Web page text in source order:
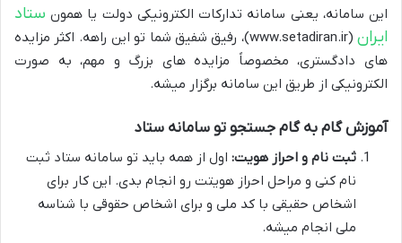
این سامانه، یعنی سامانه تدارکات الکترونیکی دولت یا همون ستاد
ایران
(www.setadiran.ir)، رفیق شفیق شما تو این راهه. اکثر مزایده
های دادگستری، مخصوصاً مزایده های بزرگ و مهم، به صورت
الکترونیکی از طریق این سامانه برگزار میشه.
آموزش گام به گام جستجو تو سامانه ستاد
ثبت نام و احراز هویت: اول از همه باید تو سامانه ستاد ثبت
نام کنی و مراحل احراز هویتت رو انجام بدی. این کار برای
اشخاص حقیقی با کد ملی و برای اشخاص حقوقی با شناسه
ملی انجام میشه.